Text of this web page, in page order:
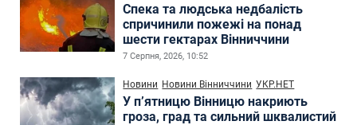
Спека та людська недбалість
спричинили пожежі на понад
шести гектарах Вінниччини
7 Серпня, 2026, 10:52
Новини Новини Вінниччини УКР.НЕТ
У п’ятницю Вінницю накриють
гроза, град та сильний шквалистий